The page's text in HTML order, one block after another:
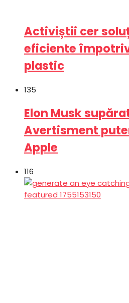
Activiștii cer
eficiente
plastic
135
Elon Musk
Avertisment
Apple
116